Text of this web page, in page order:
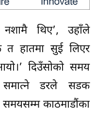
नशामै थिए’, उहाँले
त हातमा सुई लिएर
दिउँसोको समय
समात्ने डरले सडक
काठमाडौंका